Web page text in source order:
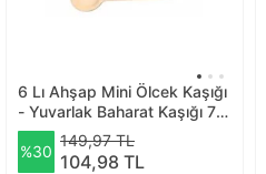
6 Lı Ahşap Mini Ölcek Kaşığı
- Yuvarlak Baharat Kaşığı 7
Cm
%30
149,97 TL
104,98 TL